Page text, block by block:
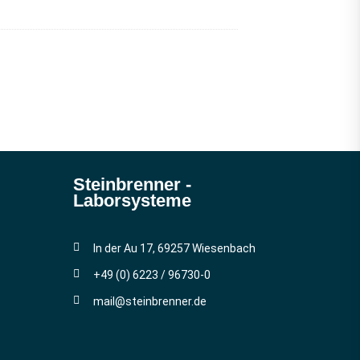
Steinbrenner ­
Laborsysteme
In der Au 17, 69257 Wiesenbach
+49 (0) 6223 / 96730-0
mail@steinbrenner.de